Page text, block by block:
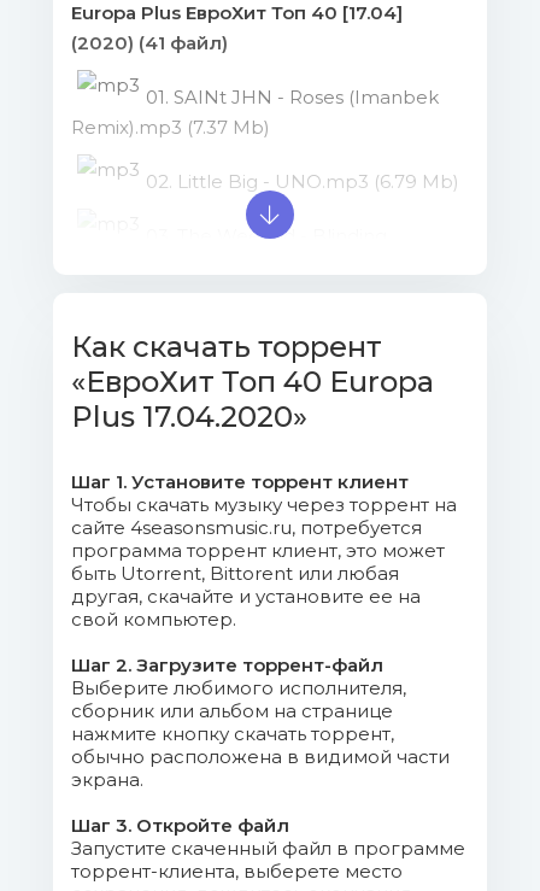
Europa Plus ЕвроХит Топ 40 [17.04]
(2020) (41 файл)
01. SAINt JHN - Roses (Imanbek
Remix).mp3 (7.37 Mb)
02. Little Big - UNO.mp3 (6.79 Mb)
03. The Weeknd - Blinding
Mb)
05. Carla Morrison - Disfruto
(Audioiko Remix).mp3 (8.13 Mb)
06. Trevor Daniel - Falling.mp3
(6.74 Mb)
07. Billie Eilish - Everything I
Wanted.mp3 (10.02 Mb)
08. NRD1 - All Good Things (Come
To An End).mp3 (8.56 Mb)
09. Robin Schulz feat. Alida - In
Your Eyes.mp3 (8.6 Mb)
10. Макс Барских - Лей, не
жалей.mp3 (8.67 Mb)
Как скачать торрент
«ЕвроХит Топ 40 Europa
Plus 17.04.2020»
Шаг 1. Установите торрент клиент
Чтобы скачать музыку через торрент на
сайте 4seasonsmusic.ru, потребуется
программа торрент клиент, это может
быть Utorrent, Bittorent или любая
другая, скачайте и установите ее на
свой компьютер.
Шаг 2. Загрузите торрент-файл
Выберите любимого исполнителя,
сборник или альбом на странице
нажмите кнопку скачать торрент,
обычно расположена в видимой части
экрана.
Шаг 3. Откройте файл
Запустите скаченный файл в программе
торрент-клиента, выберете место